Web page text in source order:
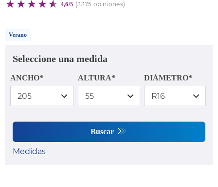
4,6/5 (3375 opiniones)
Verano
Seleccione una medida
ANCHO* ALTURA* DIÁMETRO*
Buscar
Medidas